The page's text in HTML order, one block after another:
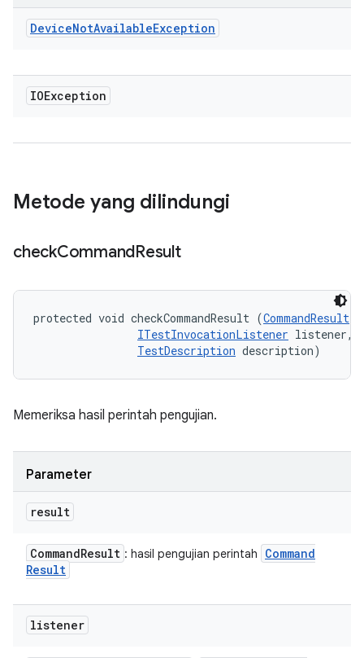
DeviceNotAvailableException
IOException
Metode yang dilindungi
checkCommandResult
protected void checkCommandResult (CommandResult
ITestInvocationListener listener,
TestDescription description)
Memeriksa hasil perintah pengujian.
Parameter
result
CommandResult : hasil pengujian perintah
Command
Result
listener